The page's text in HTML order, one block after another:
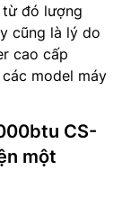
đó lượng
cũng là lý do
cao cấp
model máy
CS-
một